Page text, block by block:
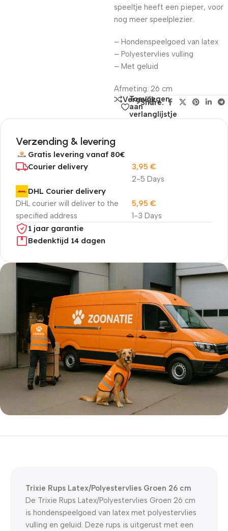
speeltje heeft een pieper, voor
nog meer speelplezier.
– Hondenspeelgoed van latex
– Polyestervlies vulling
– Met geluid
Afmeting: 26 cm
Vergelijk
Toevoegen
aan
verlanglijstje
Share:
Verzending & levering
Gratis levering vanaf 80€
Courier delivery
2-5 Days
3,95 €
DHL Courier delivery
DHL courier will deliver to the
specified address
1-3 Days
5,95 €
1 jaar garantie
Bedenktijd 14 dagen
5% korting met code
Trixie Rups Latex/Polyestervlies Groen 26 cm
De Trixie Rups Latex/Polyestervlies Groen 26 cm
is hondenspeelgoed van latex met polyestervlies
vulling en geluid. Deze rups is uitgerust met een